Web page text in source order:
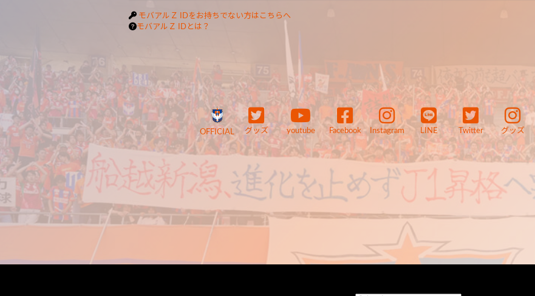
モバアルＺ IDをお持ちでない方はこちらへ
モバアルＺ IDとは？
OFFICIAL グッズ youtube Facebook Instagram LINE Twitter グッズ